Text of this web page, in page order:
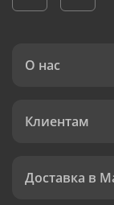
О нас
Клиентам
Доставка в